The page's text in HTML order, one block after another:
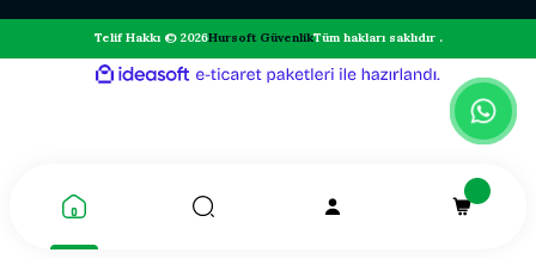
Telif Hakkı © 2026Hursoft GüvenlikTüm hakları saklıdır .
ideasoft
e-
hazırlandı.